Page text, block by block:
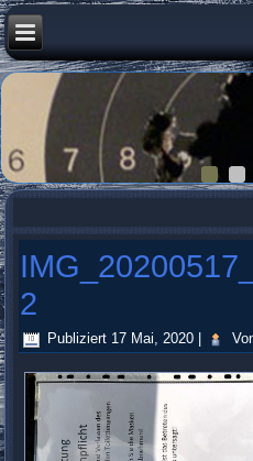
2
Publiziert 17 Mai, 2020